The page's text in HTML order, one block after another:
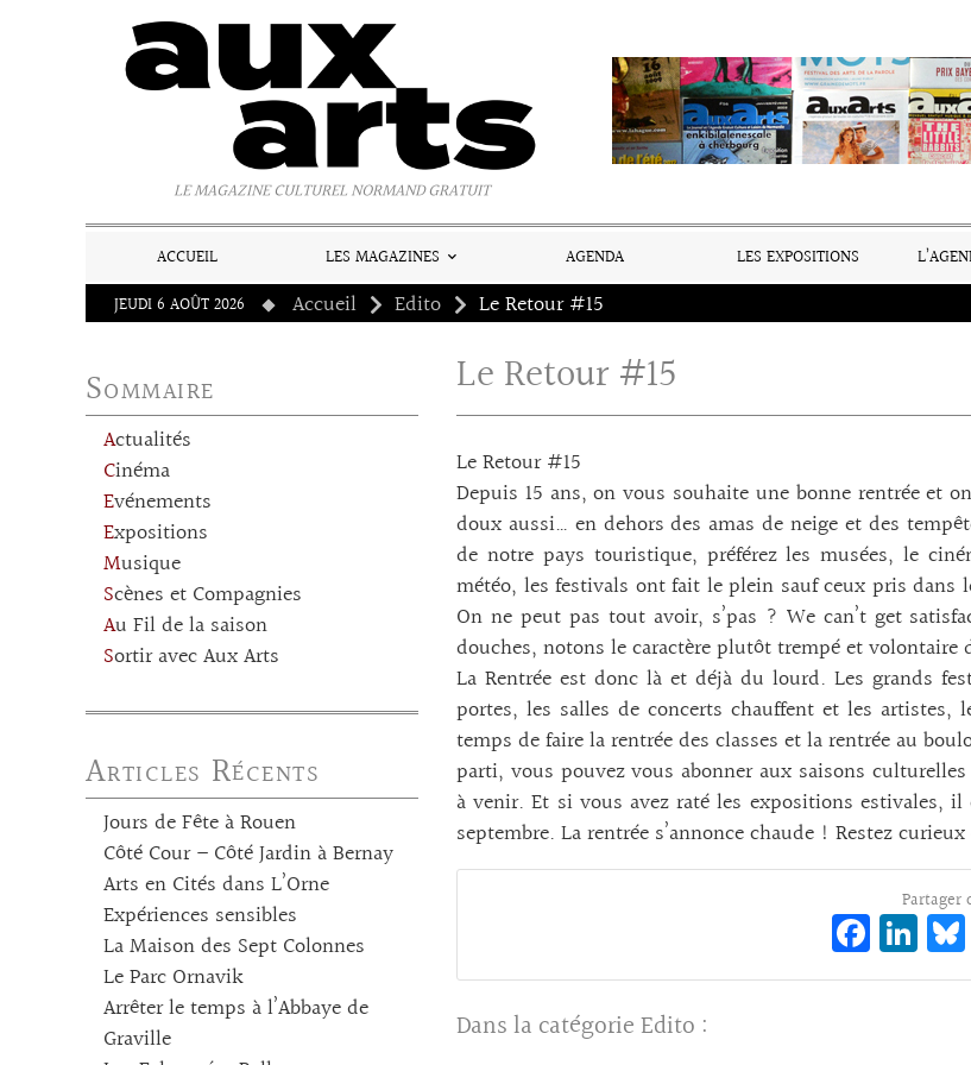
LE MAGAZINE CULTUREL NORMAND GRATUIT
ACCUEIL LES MAGAZINES AGENDA LES EXPOSITIONS
JEUDI 6 AOÛT 2026
Accueil Edito Le Retour #15
Sommaire
Actualités
Cinéma
Evénements
Expositions
Musique
Scènes et Compagnies
Au Fil de la saison
Sortir avec Aux Arts
Articles Récents
Jours de Fête à Rouen
Côté Cour – Côté Jardin à Bernay
Arts en Cités dans L’Orne
Expériences sensibles
La Maison des Sept Colonnes
Le Parc Ornavik
Arrêter le temps à l’Abbaye de
Graville
Le Retour #15
Le Retour #15
Depuis 15 ans, on vous souhaite une bonne rentrée et
doux aussi… en dehors des amas de neige et des
de notre pays touristique, préférez les musées, le
météo, les festivals ont fait le plein sauf ceux pris dans
On ne peut pas tout avoir, s’pas ? We can’t get
douches, notons le caractère plutôt trempé et volontaire
La Rentrée est donc là et déjà du lourd. Les grands
portes, les salles de concerts chauffent et les artistes,
temps de faire la rentrée des classes et la rentrée au
parti, vous pouvez vous abonner aux saisons
à venir. Et si vous avez raté les expositions estivales,
septembre. La rentrée s’annonce chaude ! Restez
Partager
Fa
ce
Li
n
Dans la catégorieEdito :
Panneau de gestion des cookies